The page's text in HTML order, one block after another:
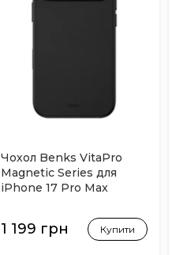
Чохол Benks VitaPro
Magnetic Series для
iPhone 17 Pro Max
1 199 грн Купити